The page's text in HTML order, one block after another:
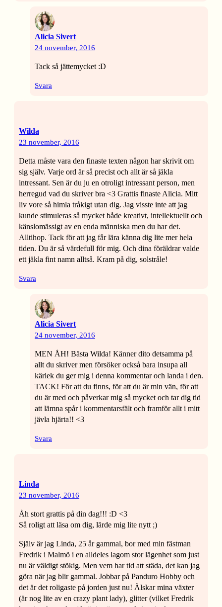
Alicia Sivert
24 november, 2016
Tack så jättemycket :D
Svara
Wilda
23 november, 2016
Detta måste vara den finaste texten någon har skrivit om
sig själv. Varje ord är så precist och allt är så jäkla
intressant. Sen är du ju en otroligt intressant person, men
herregud vad du skriver bra <3 Grattis finaste Alicia. Mitt
liv vore så himla tråkigt utan dig. Jag visste inte att jag
kunde stimuleras så mycket både kreativt, intellektuellt och
känslomässigt av en enda människa men du har det.
Alltihop. Tack för att jag får lära känna dig lite mer hela
tiden. Du är så värdefull för mig. Och dina föräldrar valde
ett jäkla fint namn alltså. Kram på dig, solstråle!
Svara
Alicia Sivert
24 november, 2016
MEN ÅH! Bästa Wilda! Känner dito detsamma på
allt du skriver men försöker också bara insupa all
kärlek du ger mig i denna kommentar och landa i den.
TACK! För att du finns, för att du är min vän, för att
du är med och påverkar mig så mycket och tar dig tid
att lämna spår i kommentarsfält och framför allt i mitt
jävla hjärta!! <3
Svara
Linda
23 november, 2016
Åh stort grattis på din dag!!! :D <3
Så roligt att läsa om dig, lärde mig lite nytt ;)
Själv är jag Linda, 25 år gammal, bor med min fästman
Fredrik i Malmö i en alldeles lagom stor lägenhet som just
nu är väldigt stökig. Men vem har tid att städa, det kan jag
göra när jag blir gammal. Jobbar på Panduro Hobby och
det är det roligaste på jorden just nu! Älskar mina växter
(är nog lite av en crazy plant lady), glitter (vilket Fredrik